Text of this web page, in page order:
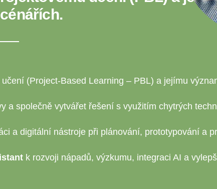
(Project-Based Learning – PBL) a jejímu
a společně vytvářet řešení s využitím chytrých
a digitální nástroje při plánování, prototypování a
k rozvoji nápadů, výzkumu, integraci AI a